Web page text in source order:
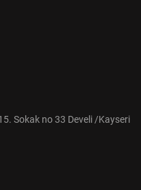
Sokak no 33 Develi /Kayseri